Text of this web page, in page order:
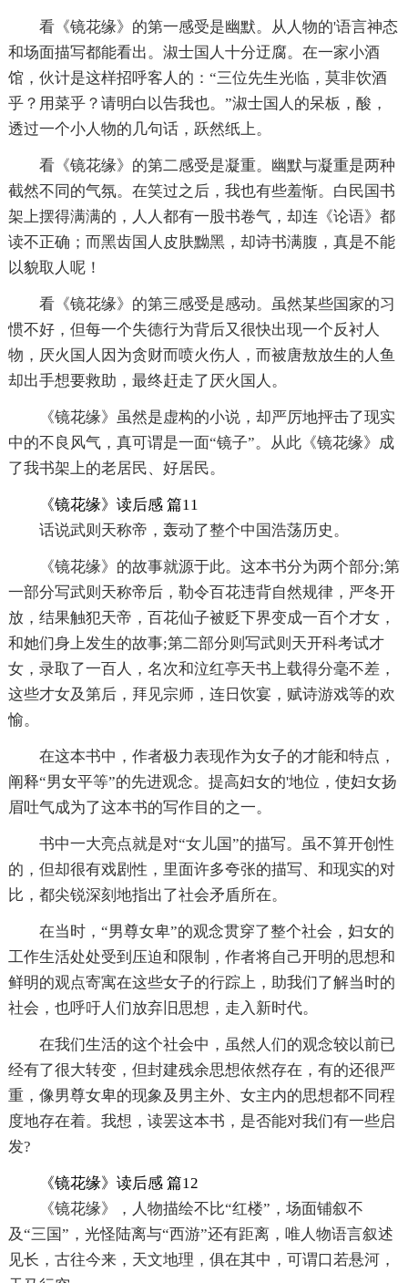
看《镜花缘》的第一感受是幽默。从人物的'语言神态
和场面描写都能看出。淑士国人十分迂腐。在一家小酒
馆，伙计是这样招呼客人的：“三位先生光临，莫非饮酒
乎？用菜乎？请明白以告我也。”淑士国人的呆板，酸，
透过一个小人物的几句话，跃然纸上。
看《镜花缘》的第二感受是凝重。幽默与凝重是两种
截然不同的气氛。在笑过之后，我也有些羞惭。白民国书
架上摆得满满的，人人都有一股书卷气，却连《论语》都
读不正确；而黑齿国人皮肤黝黑，却诗书满腹，真是不能
以貌取人呢！
看《镜花缘》的第三感受是感动。虽然某些国家的习
惯不好，但每一个失德行为背后又很快出现一个反衬人
物，厌火国人因为贪财而喷火伤人，而被唐敖放生的人鱼
却出手想要救助，最终赶走了厌火国人。
《镜花缘》虽然是虚构的小说，却严厉地抨击了现实
中的不良风气，真可谓是一面“镜子”。从此《镜花缘》成
了我书架上的老居民、好居民。
《镜花缘》读后感 篇11
话说武则天称帝，轰动了整个中国浩荡历史。
《镜花缘》的故事就源于此。这本书分为两个部分;第
一部分写武则天称帝后，勒令百花违背自然规律，严冬开
放，结果触犯天帝，百花仙子被贬下界变成一百个才女，
和她们身上发生的故事;第二部分则写武则天开科考试才
女，录取了一百人，名次和泣红亭天书上载得分毫不差，
这些才女及第后，拜见宗师，连日饮宴，赋诗游戏等的欢
愉。
在这本书中，作者极力表现作为女子的才能和特点，
阐释“男女平等”的先进观念。提高妇女的'地位，使妇女扬
眉吐气成为了这本书的写作目的之一。
书中一大亮点就是对“女儿国”的描写。虽不算开创性
的，但却很有戏剧性，里面许多夸张的描写、和现实的对
比，都尖锐深刻地指出了社会矛盾所在。
在当时，“男尊女卑”的观念贯穿了整个社会，妇女的
工作生活处处受到压迫和限制，作者将自己开明的思想和
鲜明的观点寄寓在这些女子的行踪上，助我们了解当时的
社会，也呼吁人们放弃旧思想，走入新时代。
在我们生活的这个社会中，虽然人们的观念较以前已
经有了很大转变，但封建残余思想依然存在，有的还很严
重，像男尊女卑的现象及男主外、女主内的思想都不同程
度地存在着。我想，读罢这本书，是否能对我们有一些启
发?
《镜花缘》读后感 篇12
《镜花缘》，人物描绘不比“红楼”，场面铺叙不
及“三国”，光怪陆离与“西游”还有距离，唯人物语言叙述
见长，古往今来，天文地理，俱在其中，可谓口若悬河，